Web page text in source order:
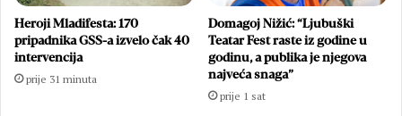
Heroji Mladifesta: 170
pripadnika GSS-a izvelo čak 40
intervencija
prije 31 minuta
Domagoj Nižić: “Ljubuški
Teatar Fest raste iz godine u
godinu, a publika je njegova
najveća snaga”
prije 1 sat